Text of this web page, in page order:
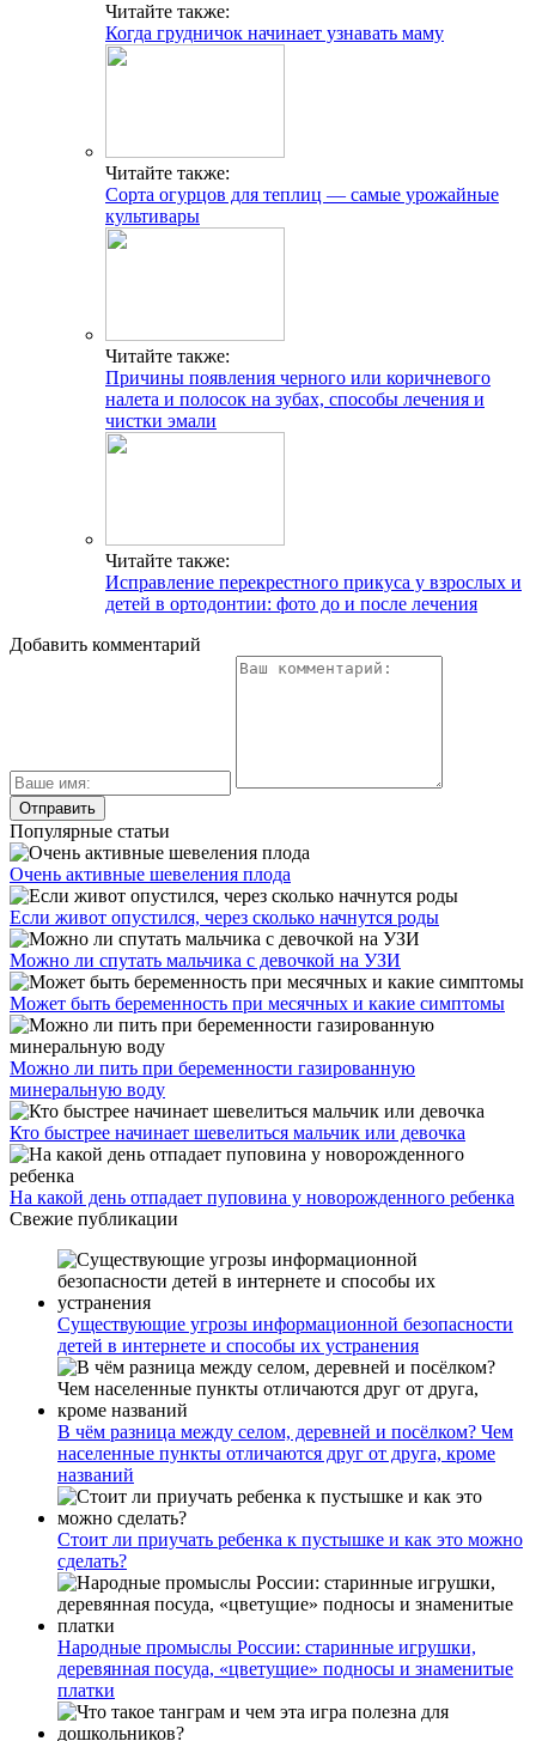
Читайте также:
Когда грудничок начинает узнавать маму
Читайте также:
Сорта огурцов для теплиц — самые урожайные
культивары
Читайте также:
Причины появления черного или коричневого
налета и полосок на зубах, способы лечения и
чистки эмали
Читайте также:
Исправление перекрестного прикуса у взрослых и
детей в ортодонтии: фото до и после лечения
Добавить комментарий
Популярные статьи
Очень активные шевеления плода
Если живот опустился, через сколько начнутся роды
Можно ли спутать мальчика с девочкой на УЗИ
Может быть беременность при месячных и какие симптомы
Можно ли пить при беременности газированную
минеральную воду
Кто быстрее начинает шевелиться мальчик или девочка
На какой день отпадает пуповина у новорожденного ребенка
Свежие публикации
Существующие угрозы информационной безопасности
детей в интернете и способы их устранения
В чём разница между селом, деревней и посёлком? Чем
населенные пункты отличаются друг от друга, кроме
названий
Стоит ли приучать ребенка к пустышке и как это можно
сделать?
Народные промыслы России: старинные игрушки,
деревянная посуда, «цветущие» подносы и знаменитые
платки